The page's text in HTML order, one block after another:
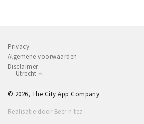
Privacy
Algemene voorwaarden
Disclaimer
Utrecht
© 2026, The City App Company
Realisatie door Beer n tea